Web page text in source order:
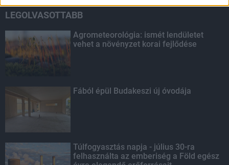
LEGOLVASOTTABB
Agrometeorológia: ismét lendületet
vehet a növényzet korai fejlődése
Fából épül Budakeszi új óvodája
Túlfogyasztás napja - július 30-ra
felhasználta az emberiség a Föld egész